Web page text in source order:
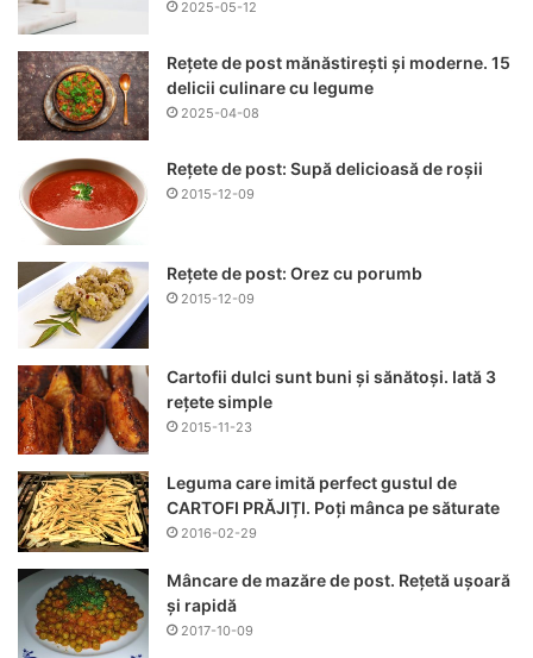
2025-05-12
Rețete de post mănăstirești și moderne. 15
delicii culinare cu legume
2025-04-08
Rețete de post: Supă delicioasă de roșii
2015-12-09
Rețete de post: Orez cu porumb
2015-12-09
Cartofii dulci sunt buni și sănătoși. Iată 3
rețete simple
2015-11-23
Leguma care imită perfect gustul de
CARTOFI PRĂJIȚI. Poți mânca pe săturate
2016-02-29
Mâncare de mazăre de post. Rețetă ușoară
și rapidă
2017-10-09